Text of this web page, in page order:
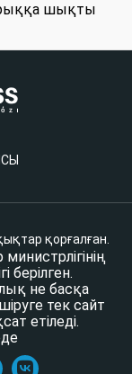
шықты
қорғалған.
берілген.
не басқа
тек сайт
етіледі.